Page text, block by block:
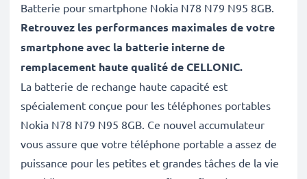
Batterie pour smartphone Nokia N78 N79 N95 8GB.
Retrouvez les performances maximales de votre
smartphone avec la batterie interne de
remplacement haute qualité de CELLONIC.
La batterie de rechange haute capacité est
spécialement conçue pour les téléphones portables
Nokia N78 N79 N95 8GB. Ce nouvel accumulateur
vous assure que votre téléphone portable a assez de
puissance pour les petites et grandes tâches de la vie